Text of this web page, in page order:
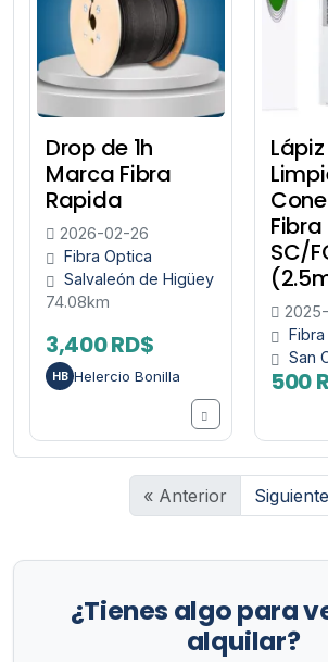
Drop de 1h
Marca Fibra
Rapida
2026-02-26
Fibra Optica
Salvaleón de Higüey
74.08km
3,400 RD$
HB Helercio Bonilla
SC/
San
500
« Anterior
¿Tienes algo para
alquilar?